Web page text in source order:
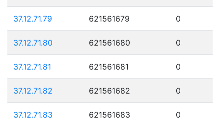
37.12.71.79 621561679 0
37.12.71.80 621561680 0
37.12.71.81 621561681 0
37.12.71.82 621561682 0
37.12.71.83 621561683 0